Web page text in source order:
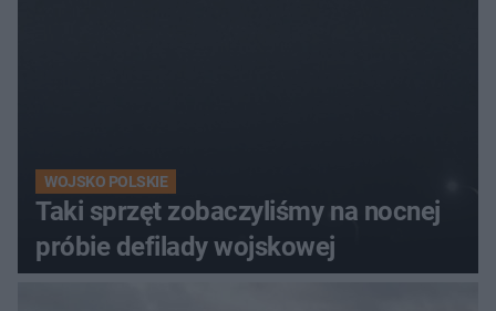
WOJSKO POLSKIE
Taki sprzęt zobaczyliśmy na nocnej
próbie defilady wojskowej